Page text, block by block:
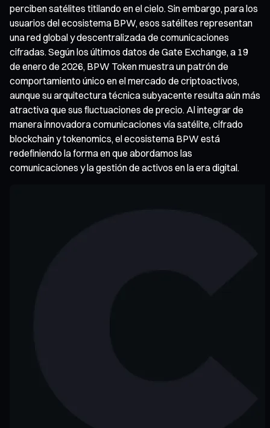
perciben satélites titilando en el cielo. Sin embargo, para los
usuarios del ecosistema BPW, esos satélites representan
una red global y descentralizada de comunicaciones
cifradas. Según los últimos datos de Gate Exchange, a 19
de enero de 2026, BPW Token muestra un patrón de
comportamiento único en el mercado de criptoactivos,
aunque su arquitectura técnica subyacente resulta aún más
atractiva que sus fluctuaciones de precio. Al integrar de
manera innovadora comunicaciones vía satélite, cifrado
blockchain y tokenomics, el ecosistema BPW está
redefiniendo la forma en que abordamos las
comunicaciones y la gestión de activos en la era digital.